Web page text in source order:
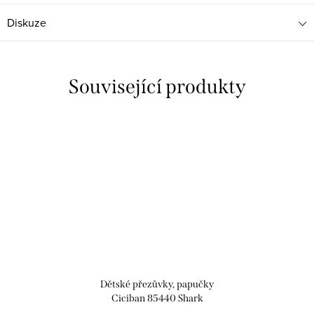
Diskuze
Související produkty
Dětské přezůvky, papučky
Ciciban 85440 Shark